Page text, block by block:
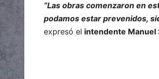
“Las obras comenzaron en
podamos estar prevenidos,
expresó el intendente Manuel